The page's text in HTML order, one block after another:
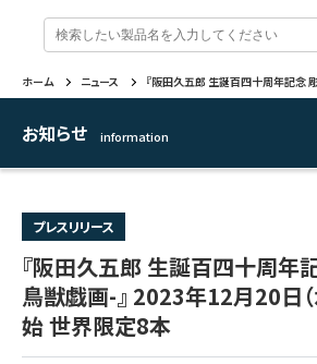
検
索
:
製品情報
ボールペン
シャープペンシル
複合筆記具
企業情報
採用情報
IR・CSR情報
特集
動画コンテンツを見る
よくあるご質問
芯の交換・補充方法について
ホーム ニュース 『阪田久五郎 生誕百四十周年記念
お知らせ information
プレスリリース
『阪田久五郎 生誕百四十周年
鳥獣戯画-』 2023年12月20日
始 世界限定8本